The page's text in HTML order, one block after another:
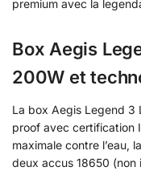
premium avec la
Box Aegis
200W et
La box Aegis Legend 3
proof avec certification
maximale contre l’eau,
deux accus 18650 (non